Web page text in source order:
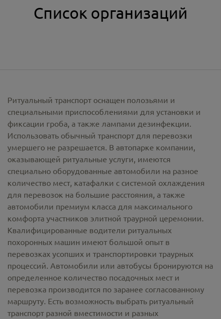
Список организаций
Ритуальный транспорт оснащен полозьями и
специальными приспособлениями для установки и
фиксации гроба, а также лампами дезинфекции.
Использовать обычный транспорт для перевозки
умершего не разрешается. В автопарке компании,
оказывающей ритуальные услуги, имеются
специально оборудованные автомобили на разное
количество мест, катафалки с системой охлаждения
для перевозок на большие расстояния, а также
автомобили премиум класса для максимального
комфорта участников элитной траурной церемонии.
Квалифицированные водители ритуальных
похоронных машин имеют большой опыт в
перевозках усопших и транспортировки траурных
процессий. Автомобили или автобусы бронируются на
определенное количество посадочных мест и
перевозка производится по заранее согласованному
маршруту. Есть возможность выбрать ритуальный
транспорт разной вместимости и разных